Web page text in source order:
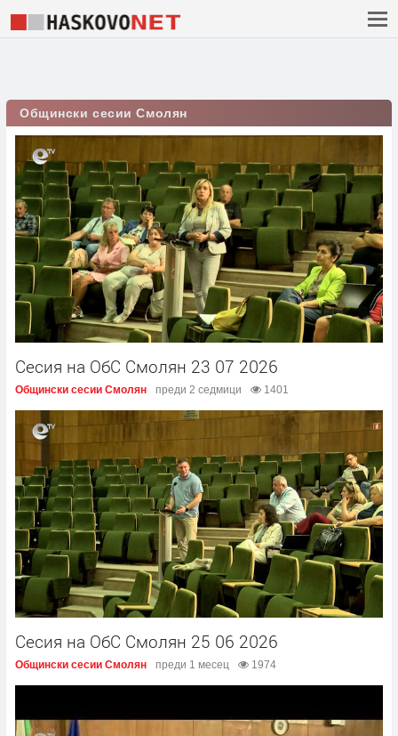
Общински сесии Смолян
Сесия на ОбС Смолян 23 07 2026
Общински сесии Смолян преди 2 седмици 1401
Сесия на ОбС Смолян 25 06 2026
Общински сесии Смолян преди 1 месец 1974